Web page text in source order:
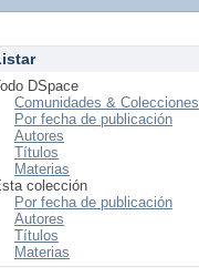
DSpace
Comunidades & Colecciones
Por fecha de publicación
Autores
Títulos
Materias
colección
Por fecha de publicación
Autores
Títulos
Materias